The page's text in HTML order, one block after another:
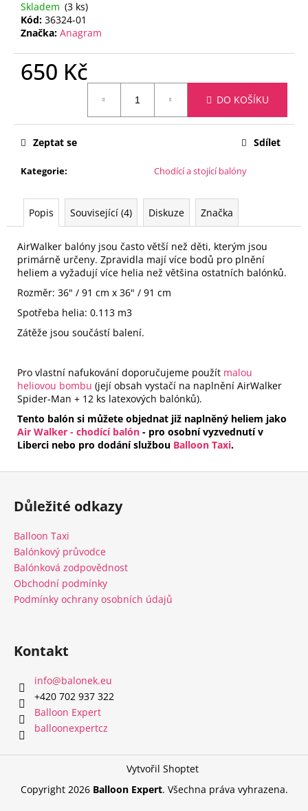
Skladem (3 ks)
Kód: 36324-01
Značka: Anagram
650 Kč
DO KOŠÍKU
Kategorie: Chodící a stojící balóny
Zeptat se Sdílet
Popis Související (4) Diskuze Značka
AirWalker balóny jsou často větší než děti, kterým jsou
primárně určeny. Zpravidla mají více bodů pro plnění
heliem a vyžadují více helia než většina ostatních balónků.
Rozměr: 36" / 91 cm x 36" / 91 cm
Spotřeba helia: 0.113 m3
Zátěže jsou součástí balení.
Pro vlastní nafukování doporučujeme použít malou
heliovou bombu (její obsah vystačí na naplnění AirWalker
Spider-Man + 12 ks latexových balónků).
Tento balón si můžete objednat již naplněný heliem jako
Air Walker - chodící balón - pro osobní vyzvednutí v
Liberci nebo pro dodání službou Balloon Taxi.
FÓLIOVÝ
BALÓN
ČÍSLICE
3
ČERNÁ
Kč
Z
Důležité odkazy
Balloon Taxi
Balónkový průvodce
Balónková zodpovědnost
Obchodní podmínky
Podmínky ochrany osobních údajů
Kontakt
info@balonek.eu
‭+420 702 937 322‬
Balloon Expert
balloonexpertcz
Vytvořil Shoptet
Copyright 2026 Balloon Expert. Všechna práva vyhrazena.